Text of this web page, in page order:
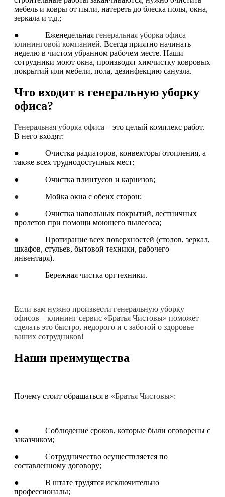
мебель и ковры от пыли, натереть до блеска полы, окна,
зеркала и т.д.;
● Еженедельная генеральная уборка офиса
клининговой компанией. Всегда приятно начинать
неделю в чистом убранном рабочем месте. Наши
сотрудники моют окна, производят химчистку ковровых
покрытий или мебели, пола, дезинфекцию санузла.
Что входит в генеральную уборку
офиса?
Генеральная уборка офиса – это целый комплекс работ.
В него входят:
● Очистка радиаторов, конвекторы отопления, а
также всех труднодоступных мест;
● Очистка плинтусов и карнизов;
● Мойка окна с обеих сторон;
● Очистка напольных покрытий, лестничных
пролетов при помощи моющего пылесоса;
● Протирание всех поверхностей (столов, зеркал,
шкафов, стульев, бытовой техники, рабочего
инвентаря).
● Бережная чистка оргтехники.
Если вам нужно произвести генеральную уборку
офисов – клининг сервис «Братья Чистовы» поможет
сделать это быстро, недорого и с заботой о здоровье
ваших сотрудников!
Наши преимущества
Почему стоит обращаться в «Братья Чистовы»:
● Соблюдение сроков, которые были оговорены с
заказчиком;
● Сотрудничество осуществляется по
составленному договору;
● В штате трудятся исключительно
профессионалы;